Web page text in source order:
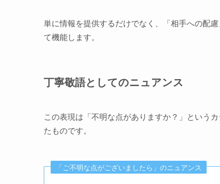
単に情報を提供するだけでなく、「相手への配
て機能します。
丁寧敬語としてのニュアンス
この表現は「不明な点がありますか？」という
たものです。
「ご不明な点がございましたら」のニュアンス